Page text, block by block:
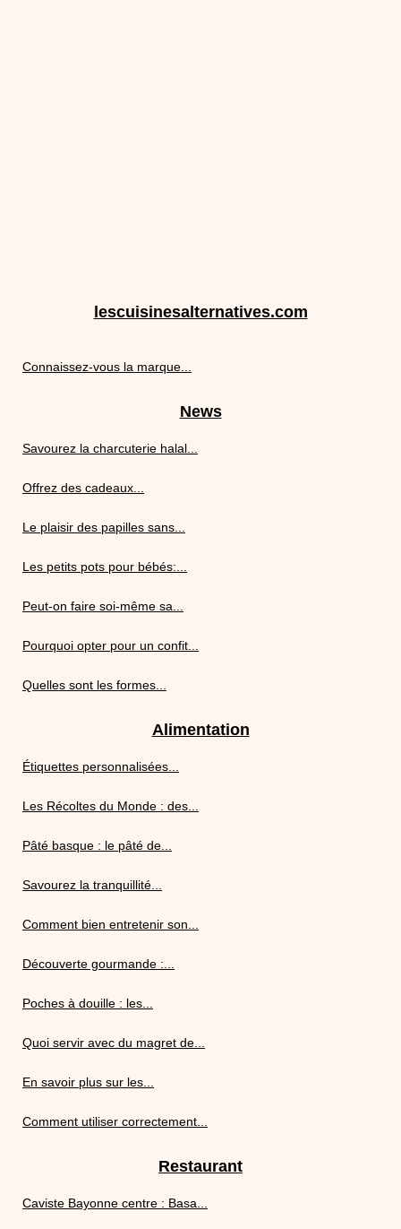
lescuisinesalternatives.com
Connaissez-vous la marque...
News
Savourez la charcuterie halal...
Offrez des cadeaux...
Le plaisir des papilles sans...
Les petits pots pour bébés:...
Peut-on faire soi-même sa...
Pourquoi opter pour un confit...
Quelles sont les formes...
Alimentation
Étiquettes personnalisées...
Les Récoltes du Monde : des...
Pâté basque : le pâté de...
Savourez la tranquillité...
Comment bien entretenir son...
Découverte gourmande :...
Poches à douille : les...
Quoi servir avec du magret de...
En savoir plus sur les...
Comment utiliser correctement...
Restaurant
Caviste Bayonne centre : Basa...